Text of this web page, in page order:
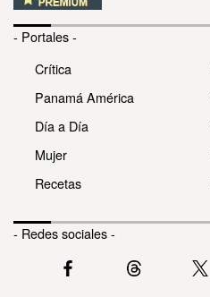
- Portales -
Crítica
Panamá América
Día a Día
Mujer
Recetas
- Redes sociales -